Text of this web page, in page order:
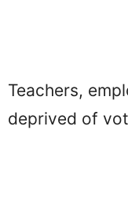
Teachers,
deprived of